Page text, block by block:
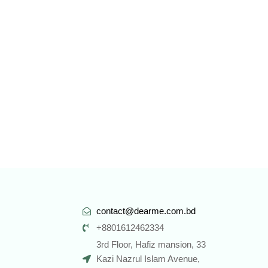
contact@dearme.com.bd
+8801612462334
3rd Floor, Hafiz mansion, 33
Kazi Nazrul Islam Avenue,